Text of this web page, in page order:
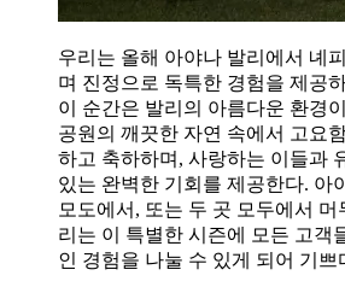
우리는 올해 아야나 발리에서 녜
며 진정으로 독특한 경험을 제공
이 순간은 발리의 아름다운 환경
공원의 깨끗한 자연 속에서 고요
하고 축하하며, 사랑하는 이들과
있는 완벽한 기회를 제공한다. 아
모도에서, 또는 두 곳 모두에서 머
리는 이 특별한 시즌에 모든 고객
인 경험을 나눌 수 있게 되어 기쁘